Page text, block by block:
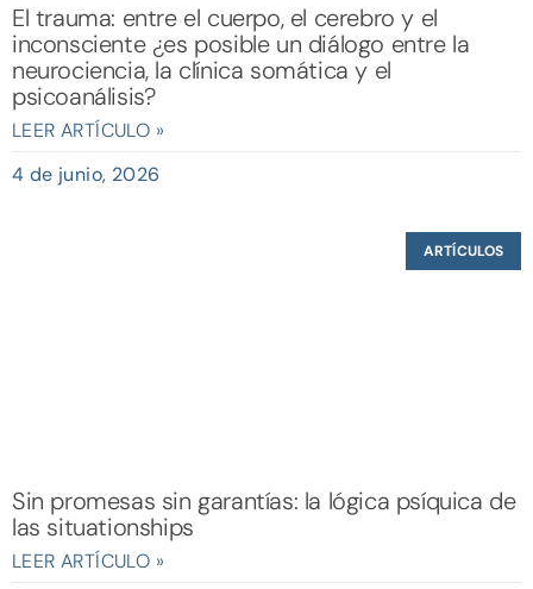
El trauma: entre el cuerpo, el cerebro y el
inconsciente ¿es posible un diálogo entre la
neurociencia, la clínica somática y el
psicoanálisis?
LEER ARTÍCULO »
4 de junio, 2026
ARTÍCULOS
Sin promesas sin garantías: la lógica psíquica de
las situationships
LEER ARTÍCULO »